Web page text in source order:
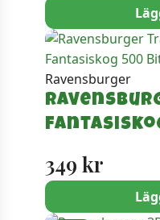
Ravensburger
349 kr